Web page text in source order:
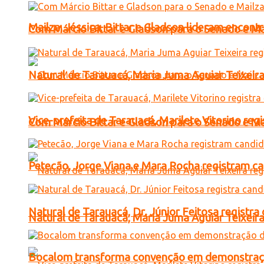
Mailza, Jéssica, Bittar e Gladson lideram
Com Márcio Bittar e Gladson para o Senado e
Natural de Tarauacá, Maria Juma Aguiar
Com Márcio Bittar e Gladson para o Senado e
Natural de Tarauacá, Maria Juma Aguiar
Vice-prefeita de Tarauacá, Marilete Vitorino
Petecão, Jorge Viana e Mara Rocha registram
Natural de Tarauacá, Dr. Júnior Feitosa
Bocalom transforma convenção em